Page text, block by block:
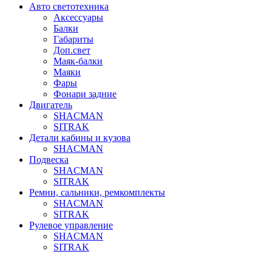
Авто светотехника
Аксессуары
Балки
Габариты
Доп.свет
Маяк-балки
Маяки
Фары
Фонари задние
Двигатель
SHACMAN
SITRAK
Детали кабины и кузова
SHACMAN
Подвеска
SHACMAN
SITRAK
Ремни, сальники, ремкомплекты
SHACMAN
SITRAK
Рулевое управление
SHACMAN
SITRAK